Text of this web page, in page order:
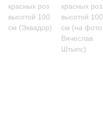
красных роз
высотой 100
см (Эквадор)
красных роз
высотой 100
см (на фото
Вячеслав
Штыпс)